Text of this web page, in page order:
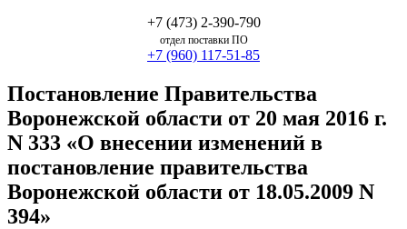
+7 (473) 2-390-790
отдел поставки ПО
+7 (960) 117-51-85
Постановление Правительства
Воронежской области от 20 мая 2016 г.
N 333 «О внесении изменений в
постановление правительства
Воронежской области от 18.05.2009 N
394»